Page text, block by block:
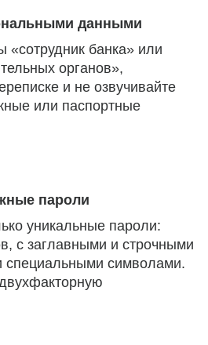
данными
«сотрудник банка» или
органов»,
и не озвучивайте
или паспортные
пароли
уникальные пароли:
с заглавными и строчными
специальными символами.